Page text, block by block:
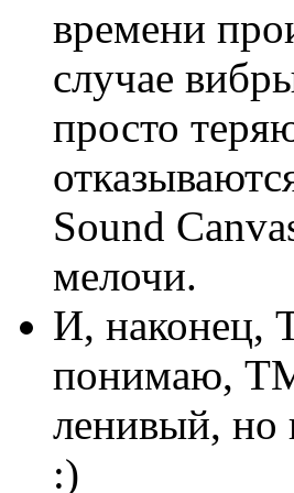
времени
случае
просто
Sound
мелочи.
И, наконец,
понимаю,
ленивый, но
:)